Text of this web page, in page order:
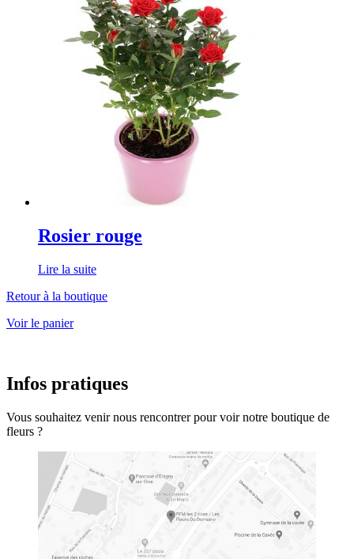
Rosier rouge
Lire la suite
Retour à la boutique
Voir le panier
Infos pratiques
Vous souhaitez venir nous rencontrer pour voir notre boutique de
fleurs ?